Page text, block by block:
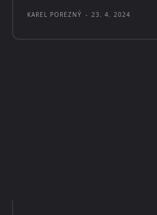
KAREL POREZNÝ - 23. 4. 2024